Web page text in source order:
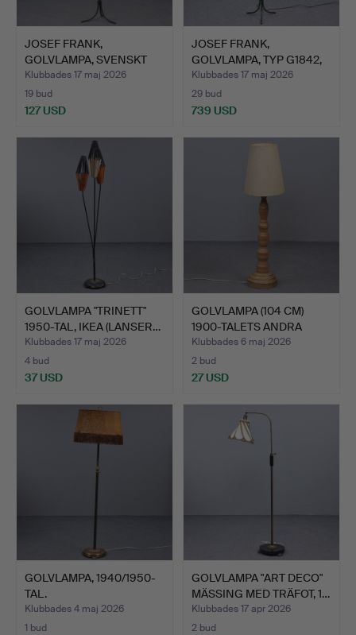
JOSEF FRANK,
GOLVLAMPA, SVENSKT
TENN.
Klubbades 17 maj 2026
19 bud
127 USD
JOSEF FRANK,
GOLVLAMPA, TYP G1842,
FIRMA S…
Klubbades 17 maj 2026
29 bud
739 USD
GOLVLAMPA "TRINETT"
1950-TAL, IKEA (LANSER…
Klubbades 17 maj 2026
4 bud
37 USD
GOLVLAMPA (104 CM)
1900-TALETS ANDRA
HÄLFT.
Klubbades 6 maj 2026
2 bud
27 USD
GOLVLAMPA, 1940/1950-
TAL.
Klubbades 4 maj 2026
1 bud
GOLVLAMPA "ART DECO"
MÄSSING MED TRÄFOT, 1…
Klubbades 17 apr 2026
2 bud